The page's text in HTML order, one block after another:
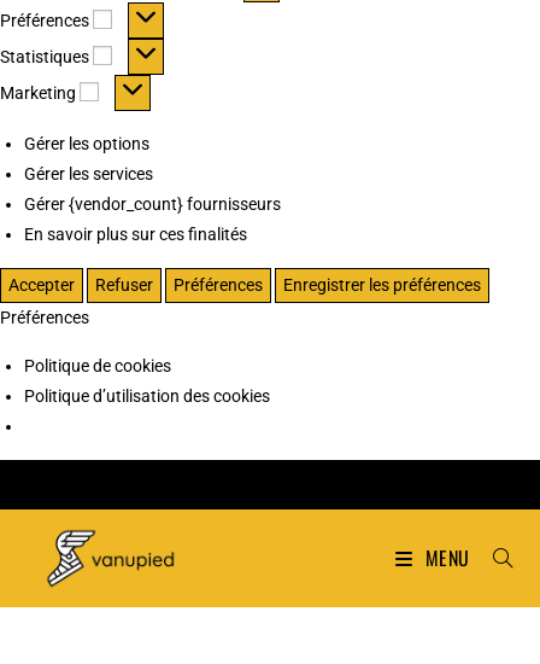
Préférences
Préférences
Statistiques Statistiques
Marketing Marketing
Gérer les options
Gérer les services
Gérer {vendor_count} fournisseurs
En savoir plus sur ces finalités
Accepter Refuser Préférences
Enregistrer les préférences
Préférences
Politique de cookies
Politique d’utilisation des cookies
MENU